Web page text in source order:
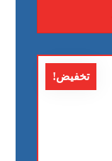
تخفيض!